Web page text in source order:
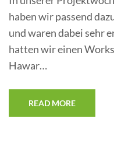
haben wir passend
und waren dabei sehr
hatten wir einen
Hawar…
READ MORE